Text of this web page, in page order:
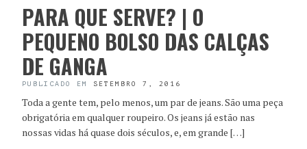
PARA QUE SERVE? | O
PEQUENO BOLSO DAS CALÇAS
DE GANGA
PUBLICADO EM SETEMBRO 7, 2016
Toda a gente tem, pelo menos, um par de jeans. São uma peça
obrigatória em qualquer roupeiro. Os jeans já estão nas
nossas vidas há quase dois séculos, e, em grande […]